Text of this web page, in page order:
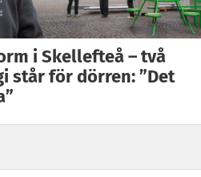
i Skellefteå – två
står för dörren: ”Det